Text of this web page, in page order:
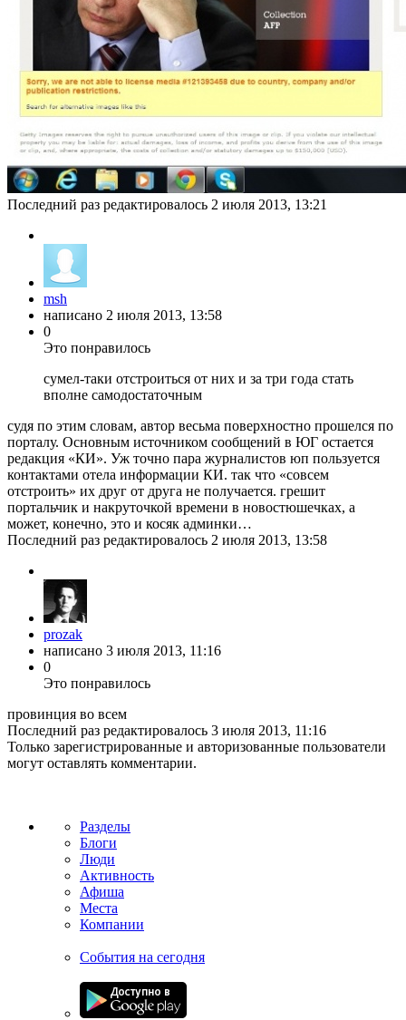
Последний раз редактировалось 2 июля 2013, 13:21
msh
написано 2 июля 2013, 13:58
0
Это понравилось
сумел-таки отстроиться от них и за три года стать
вполне самодостаточным
судя по этим словам, автор весьма поверхностно прошелся по
порталу. Основным источником сообщений в ЮГ остается
редакция «КИ». Уж точно пара журналистов юп пользуется
контактами отела информации КИ. так что «совсем
отстроить» их друг от друга не получается. грешит
портальчик и накруточкой времени в новостюшечках, а
может, конечно, это и косяк админки…
Последний раз редактировалось 2 июля 2013, 13:58
prozak
написано 3 июля 2013, 11:16
0
Это понравилось
провинция во всем
Последний раз редактировалось 3 июля 2013, 11:16
Только зарегистрированные и авторизованные пользователи
могут оставлять комментарии.
Разделы
Блоги
Люди
Активность
Афиша
Места
Компании
События на сегодня